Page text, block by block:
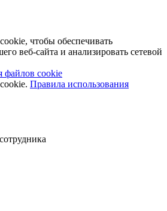
чтобы обеспечивать
веб-сайта и анализировать сетевой
файлов cookie
Правила использования